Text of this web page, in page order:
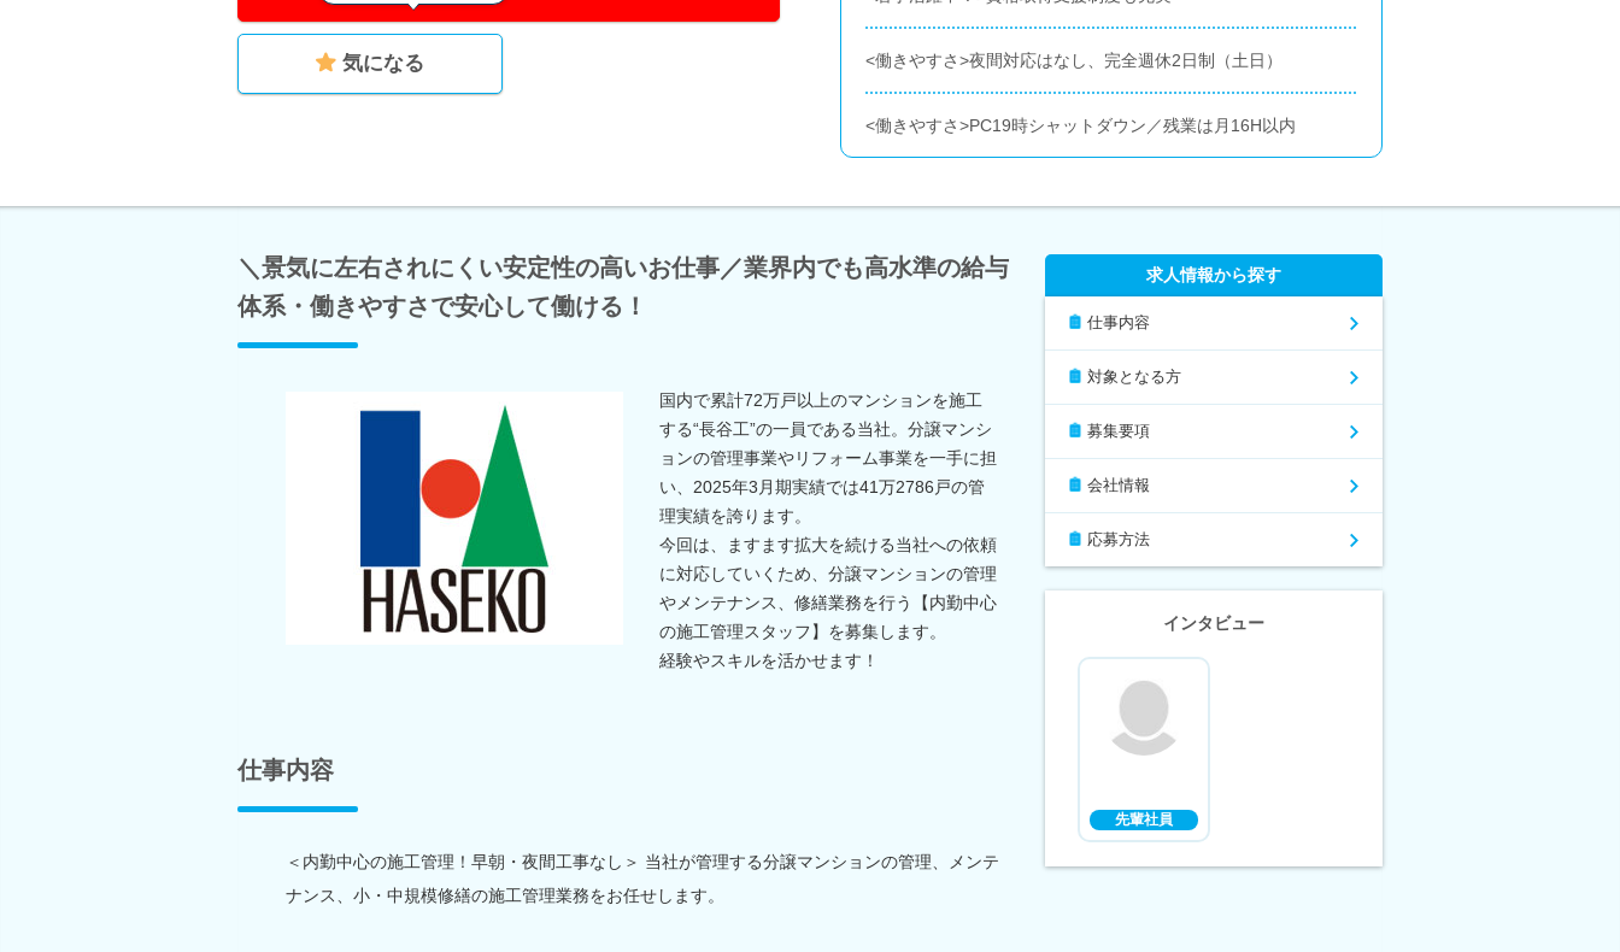
気になる <働きやすさ>夜間対応はなし、完全週休2日制（土日）
<働きやすさ>PC19時シャットダウン／残業は月16H以内
＼景気に左右されにくい安定性の高いお仕事／業界内でも高水準の給与
体系・働きやすさで安心して働ける！
国内で累計72万戸以上のマンションを施工
する“長谷工”の一員である当社。分譲マンシ
ョンの管理事業やリフォーム事業を一手に担
い、2025年3月期実績では41万2786戸の管
理実績を誇ります。
今回は、ますます拡大を続ける当社への依頼
に対応していくため、分譲マンションの管理
やメンテナンス、修繕業務を行う【内勤中心
の施工管理スタッフ】を募集します。
経験やスキルを活かせます！
仕事内容
＜内勤中心の施工管理！早朝・夜間工事なし＞ 当社が管理する分譲マンションの管理、メンテ
ナンス、小・中規模修繕の施工管理業務をお任せします。
求人情報から探す
仕事内容
対象となる方
募集要項
会社情報
応募方法
インタビュー
先輩社員